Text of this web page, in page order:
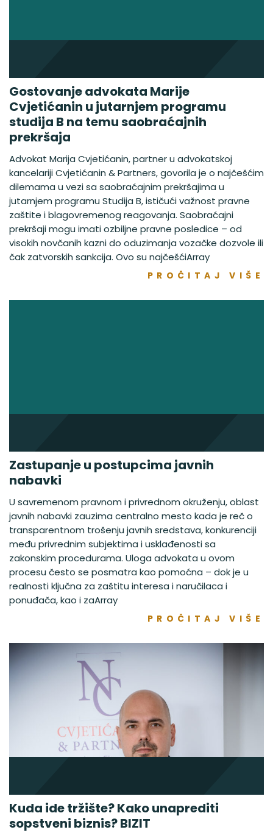
Gostovanje advokata Marije
Cvjetićanin u jutarnjem programu
studija B na temu saobraćajnih
prekršaja
Advokat Marija Cvjetićanin, partner u advokatskoj
kancelariji Cvjetićanin & Partners, govorila je o najčešćim
dilemama u vezi sa saobraćajnim prekršajima u
jutarnjem programu Studija B, ističući važnost pravne
zaštite i blagovremenog reagovanja. Saobraćajni
prekršaji mogu imati ozbiljne pravne posledice – od
visokih novčanih kazni do oduzimanja vozačke dozvole ili
čak zatvorskih sankcija. Ovo su najčešćiArray
PROČITAJ VIŠE
Zastupanje u postupcima javnih
nabavki
U savremenom pravnom i privrednom okruženju, oblast
javnih nabavki zauzima centralno mesto kada je reč o
transparentnom trošenju javnih sredstava, konkurenciji
među privrednim subjektima i usklađenosti sa
zakonskim procedurama. Uloga advokata u ovom
procesu često se posmatra kao pomoćna – dok je u
realnosti ključna za zaštitu interesa i naručilaca i
ponuđača, kao i zaArray
PROČITAJ VIŠE
Kuda ide tržište? Kako unaprediti
sopstveni biznis? BIZIT